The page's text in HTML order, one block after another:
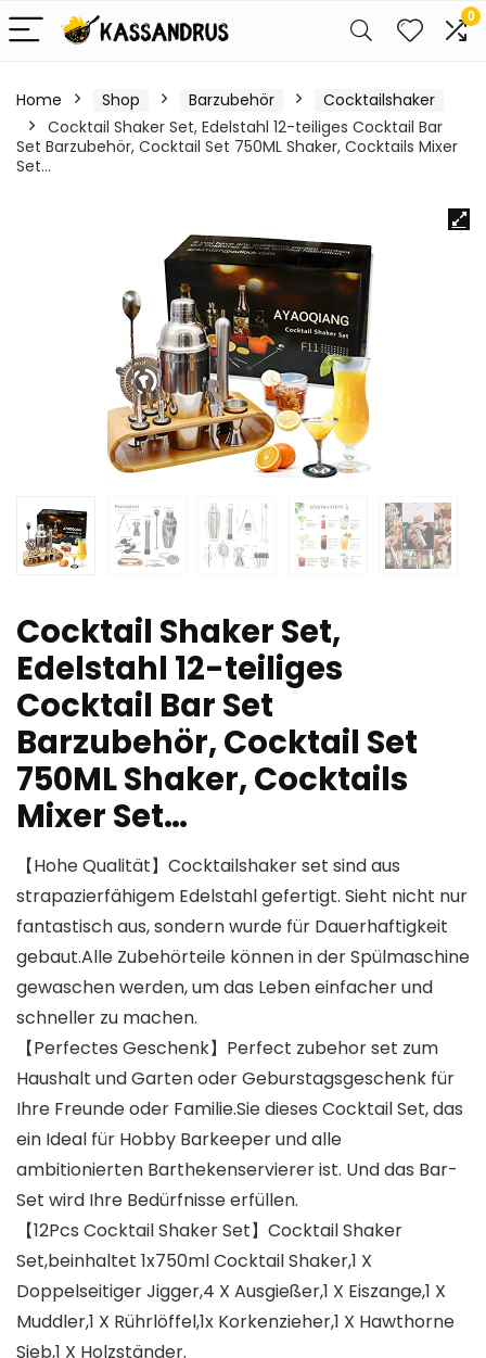
0
Home Shop Barzubehör
Cocktailshaker
Cocktail Shaker Set, Edelstahl 12-teiliges Cocktail Bar
Set Barzubehör, Cocktail Set 750ML Shaker, Cocktails Mixer
Set…
Cocktail Shaker Set,
Edelstahl 12-teiliges
Cocktail Bar Set
Barzubehör, Cocktail Set
750ML Shaker, Cocktails
Mixer Set…
【Hohe Qualität】Cocktailshaker set sind aus
strapazierfähigem Edelstahl gefertigt. Sieht nicht nur
fantastisch aus, sondern wurde für Dauerhaftigkeit
gebaut.Alle Zubehörteile können in der Spülmaschine
gewaschen werden, um das Leben einfacher und
schneller zu machen.
【Perfectes Geschenk】Perfect zubehor set zum
Haushalt und Garten oder Geburstagsgeschenk für
Ihre Freunde oder Familie.Sie dieses Cocktail Set, das
ein Ideal für Hobby Barkeeper und alle
ambitionierten Barthekenservierer ist. Und das Bar-
Set wird Ihre Bedürfnisse erfüllen.
【12Pcs Cocktail Shaker Set】Cocktail Shaker
Set,beinhaltet 1x750ml Cocktail Shaker,1 X
Doppelseitiger Jigger,4 X Ausgießer,1 X Eiszange,1 X
Muddler,1 X Rührlöffel,1x Korkenzieher,1 X Hawthorne
Sieb,1 X Holzständer.